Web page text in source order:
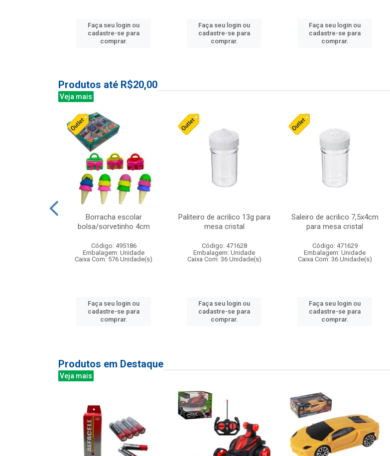
Faça seu login ou
cadastre-se para
comprar.
Faça seu login ou
cadastre-se para
comprar.
Faça seu login ou
cadastre-se para
comprar.
Produtos até R$20,00
Veja mais
Borracha escolar
bolsa/sorvetinho 4cm
Código: 495186
Embalagem: Unidade
Caixa Com: 576 Unidade(s)
Faça seu login ou
cadastre-se para
comprar.
Paliteiro de acrilico 13g para
mesa cristal
Código: 471628
Embalagem: Unidade
Caixa Com: 36 Unidade(s)
Faça seu login ou
cadastre-se para
comprar.
Saleiro de acrilico 7,5x4cm
para mesa cristal
Código: 471629
Embalagem: Unidade
Caixa Com: 36 Unidade(s)
Faça seu login ou
cadastre-se para
comprar.
Produtos em Destaque
Veja mais